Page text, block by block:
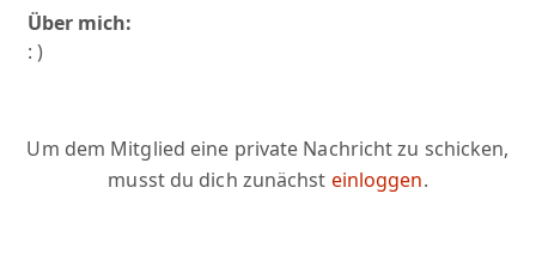
Über mich:
: )
Um dem Mitglied eine private Nachricht zu schicken,
musst du dich zunächst einloggen.